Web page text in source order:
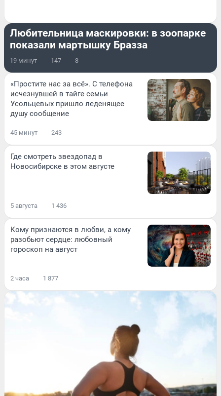
Любительница маскировки: в зоопарке
показали мартышку Бразза
19 минут 147 8
«Простите нас за всё». С телефона
исчезнувшей в тайге семьи
Усольцевых пришло леденящее
душу сообщение
45 минут 243
Где смотреть звездопад в
Новосибирске в этом августе
5 августа 1 436
Кому признаются в любви, а кому
разобьют сердце: любовный
гороскоп на август
2 часа 1 877